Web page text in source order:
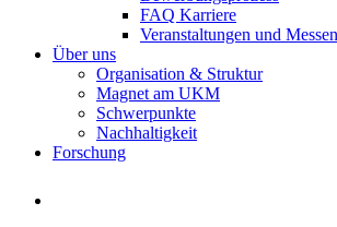
FAQ Karriere
Veranstaltungen und Messen
Über uns
Organisation & Struktur
Magnet am UKM
Schwerpunkte
Nachhaltigkeit
Forschung